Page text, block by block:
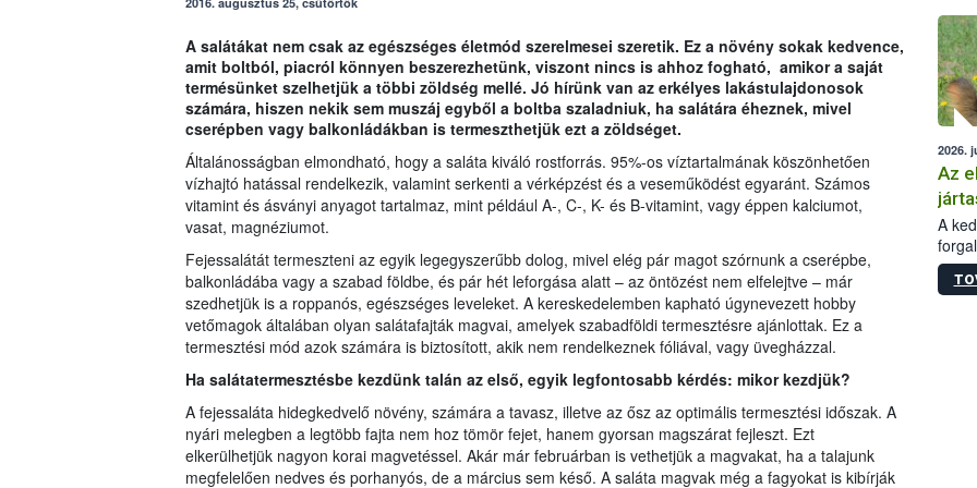
A salátákat nem csak az egészséges életmód szerelmesei szeretik. Ez a növény sokak kedvence,
amit boltból, piacról könnyen beszerezhetünk, viszont nincs is ahhoz fogható, amikor a saját
termésünket szelhetjük a többi zöldség mellé. Jó hírünk van az erkélyes lakástulajdonosok
számára, hiszen nekik sem muszáj egyből a boltba szaladniuk, ha salátára éheznek, mivel
cserépben vagy balkonládákban is termeszthetjük ezt a zöldséget.
Általánosságban elmondható, hogy a saláta kiváló rostforrás. 95%-os víztartalmának köszönhetően
vízhajtó hatással rendelkezik, valamint serkenti a vérképzést és a veseműködést egyaránt. Számos
vitamint és ásványi anyagot tartalmaz, mint például A-, C-, K- és B-vitamint, vagy éppen kalciumot,
vasat, magnéziumot.
Fejessalátát termeszteni az egyik legegyszerűbb dolog, mivel elég pár magot szórnunk a cserépbe,
balkonládába vagy a szabad földbe, és pár hét leforgása alatt – az öntözést nem elfelejtve – már
szedhetjük is a roppanós, egészséges leveleket. A kereskedelemben kapható úgynevezett hobby
vetőmagok általában olyan salátafajták magvai, amelyek szabadföldi termesztésre ajánlottak. Ez a
termesztési mód azok számára is biztosított, akik nem rendelkeznek fóliával, vagy üvegházzal.
Ha salátatermesztésbe kezdünk talán az első, egyik legfontosabb kérdés: mikor kezdjük?
A fejessaláta hidegkedvelő növény, számára a tavasz, illetve az ősz az optimális termesztési időszak. A
nyári melegben a legtöbb fajta nem hoz tömör fejet, hanem gyorsan magszárat fejleszt. Ezt
elkerülhetjük nagyon korai magvetéssel. Akár már februárban is vethetjük a magvakat, ha a talajunk
megfelelően nedves és porhanyós, de a március sem késő. A saláta magvak még a fagyokat is kibírják
2026.
Az
A